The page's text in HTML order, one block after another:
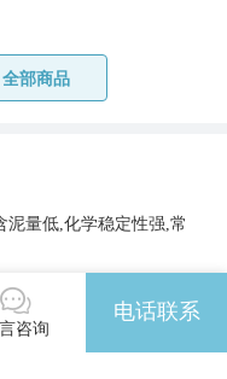
全部商品
量低,化学稳定性强,常
和有机杂质。
于固液分离。
常用于泳池和人工水景的
咨询
电话联系